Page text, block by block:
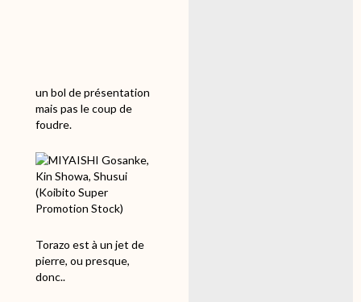
un bol de présentation
mais pas le coup de
foudre.
Torazo est à un jet de
pierre, ou presque,
donc..